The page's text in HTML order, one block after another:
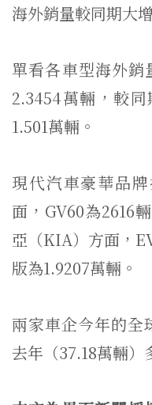
海外銷量較同期大
單看各車型海外
2.3454萬輛，較
1.501萬輛。
現代汽車豪華品
面，GV60為2616
亞（KIA）方面，
版為1.9207萬輛。
兩家車企今年的全
去年（37.18萬輛）